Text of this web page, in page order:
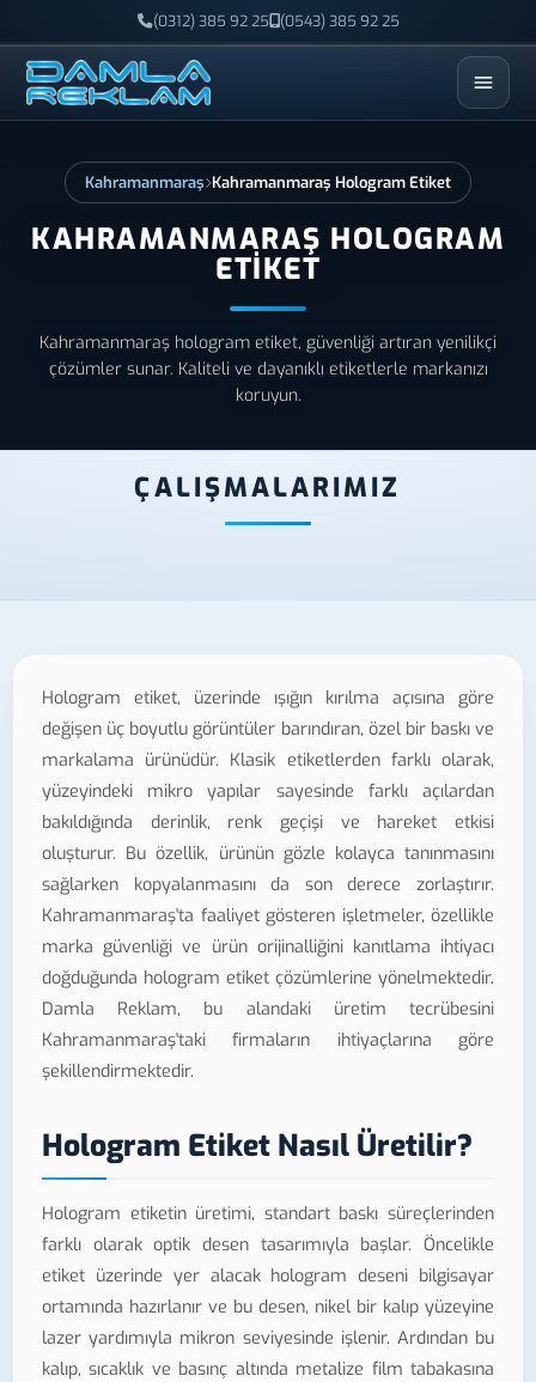
(0312) 385 92 25 (0543) 385 92 25
ESC
Kahramanmaraş Kahramanmaraş Hologram Etiket
KAHRAMANMARAŞ HOLOGRAM
ETIKET
Kahramanmaraş hologram etiket, güvenliği artıran yenilikçi
çözümler sunar. Kaliteli ve dayanıklı etiketlerle markanızı
koruyun.
ÇALIŞMALARIMIZ
Hologram etiket, üzerinde ışığın kırılma açısına göre
değişen üç boyutlu görüntüler barındıran, özel bir baskı ve
markalama ürünüdür. Klasik etiketlerden farklı olarak,
yüzeyindeki mikro yapılar sayesinde farklı açılardan
bakıldığında derinlik, renk geçişi ve hareket etkisi
oluşturur. Bu özellik, ürünün gözle kolayca tanınmasını
sağlarken kopyalanmasını da son derece zorlaştırır.
Kahramanmaraş'ta faaliyet gösteren işletmeler, özellikle
marka güvenliği ve ürün orijinalliğini kanıtlama ihtiyacı
doğduğunda hologram etiket çözümlerine yönelmektedir.
Damla Reklam, bu alandaki üretim tecrübesini
Kahramanmaraş'taki firmaların ihtiyaçlarına göre
şekillendirmektedir.
Hologram Etiket Nasıl Üretilir?
Hologram etiketin üretimi, standart baskı süreçlerinden
farklı olarak optik desen tasarımıyla başlar. Öncelikle
etiket üzerinde yer alacak hologram deseni bilgisayar
ortamında hazırlanır ve bu desen, nikel bir kalıp yüzeyine
lazer yardımıyla mikron seviyesinde işlenir. Ardından bu
kalıp, sıcaklık ve basınç altında metalize film tabakasına